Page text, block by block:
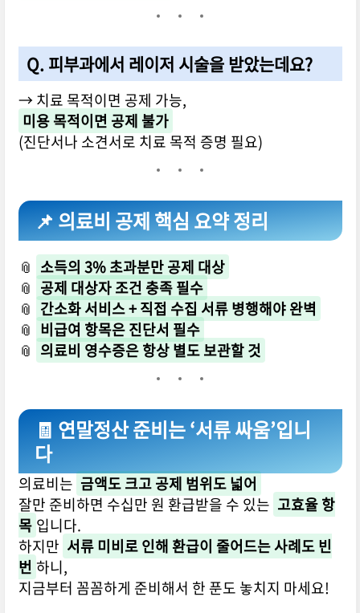
Q. 피부과에서 레이저 시술을 받았는데요?
→ 치료 목적이면 공제 가능,
미용 목적이면 공제 불가
(진단서나 소견서로 치료 목적 증명 필요)
📌 의료비 공제 핵심 요약 정리
📎 소득의 3% 초과분만 공제 대상
📎 공제 대상자 조건 충족 필수
📎 간소화 서비스 + 직접 수집 서류 병행해야 완벽
📎 비급여 항목은 진단서 필수
📎 의료비 영수증은 항상 별도 보관할 것
🧾 연말정산 준비는 ‘서류 싸움’입니
다
의료비는 금액도 크고 공제 범위도 넓어
잘만 준비하면 수십만 원 환급받을 수 있는 고효율 항
목 입니다.
하지만 서류 미비로 인해 환급이 줄어드는 사례도 빈
번 하니,
지금부터 꼼꼼하게 준비해서 한 푼도 놓치지 마세요!